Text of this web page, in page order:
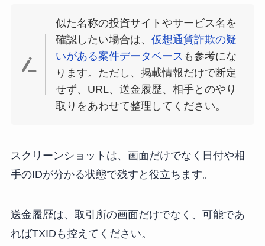
似た名称の投資サイトやサービス名を
確認したい場合は、仮想通貨詐欺の疑
いがある案件データベース も参考にな
ります。ただし、掲載情報だけで断定
せず、URL、送金履歴、相手とのやり
取りをあわせて整理してください。
スクリーンショットは、画面だけでなく日付や相
手のIDが分かる状態で残すと役立ちます。
送金履歴は、取引所の画面だけでなく、可能であ
ればTXIDも控えてください。